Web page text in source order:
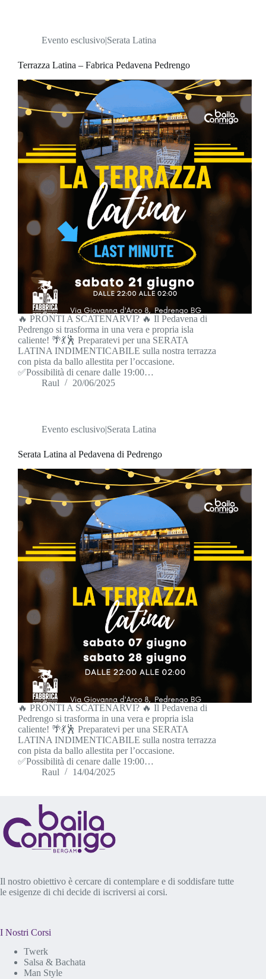
Evento esclusivo|Serata Latina
Terrazza Latina – Fabrica Pedavena Pedrengo
🔥 PRONTI A SCATENARVI? 🔥 Il Pedavena di
Pedrengo si trasforma in una vera e propria isla
caliente! 🌴💃🕺 Preparatevi per una SERATA
LATINA INDIMENTICABILE sulla nostra terrazza
con pista da ballo allestita per l’occasione.
✅Possibilità di cenare dalle 19:00…
Raul
20/06/2025
Evento esclusivo|Serata Latina
Serata Latina al Pedavena di Pedrengo
🔥 PRONTI A SCATENARVI? 🔥 Il Pedavena di
Pedrengo si trasforma in una vera e propria isla
caliente! 🌴💃🕺 Preparatevi per una SERATA
LATINA INDIMENTICABILE sulla nostra terrazza
con pista da ballo allestita per l’occasione.
✅Possibilità di cenare dalle 19:00…
Raul
14/04/2025
Il nostro obiettivo è cercare di contemplare e di soddisfare tutte
le esigenze di chi decide di iscriversi ai corsi.
I Nostri Corsi
Twerk
Salsa & Bachata
Man Style